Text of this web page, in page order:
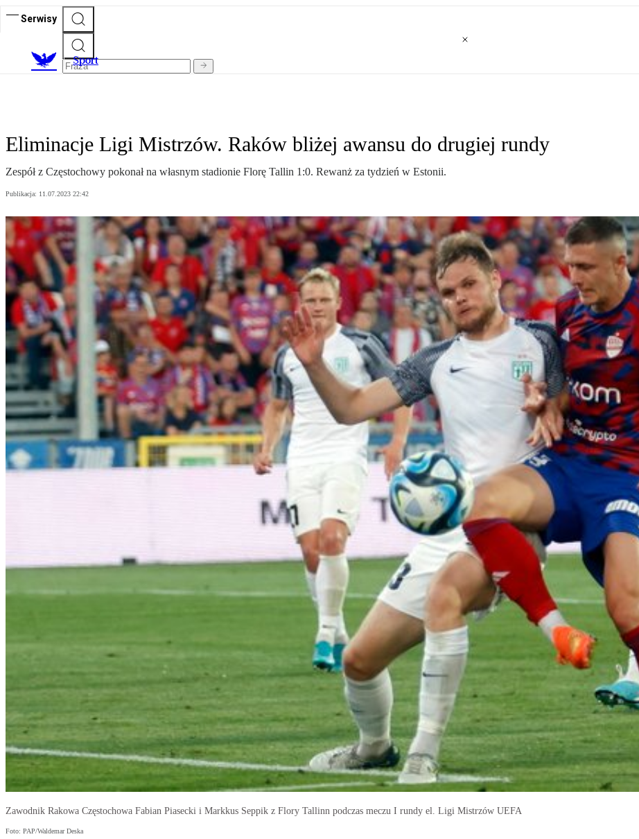
Serwisy
Sport
Eliminacje Ligi Mistrzów. Raków bliżej awansu do drugiej rundy
Zespół z Częstochowy pokonał na własnym stadionie Florę Tallin 1:0. Rewanż za tydzień w Estonii.
Publikacja: 11.07.2023 22:42
Zawodnik Rakowa Częstochowa Fabian Piasecki i Markkus Seppik z Flory Tallinn podczas meczu I rundy el. Ligi Mistrzów UEFA
Foto: PAP/Waldemar Deska